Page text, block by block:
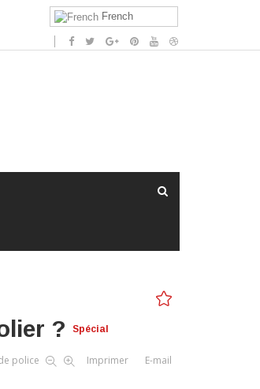
French
? Spécial
police Imprimer E-mail